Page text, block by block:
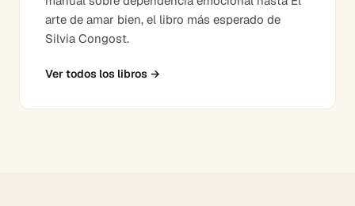
arte de amar bien, el libro más esperado de
Silvia Congost.
Ver todos los libros →